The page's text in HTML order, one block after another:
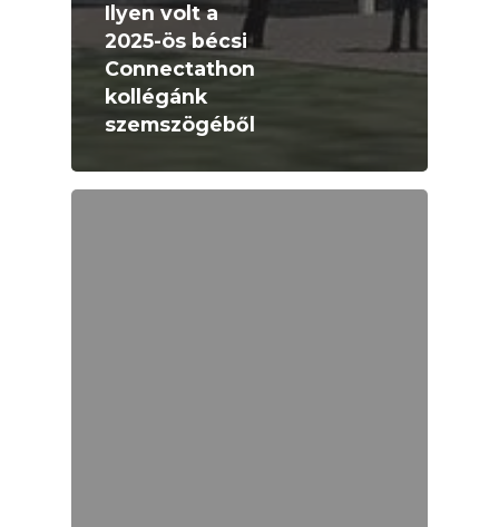
Ilyen volt a
2025-ös bécsi
Connectathon
kollégánk
szemszögéből